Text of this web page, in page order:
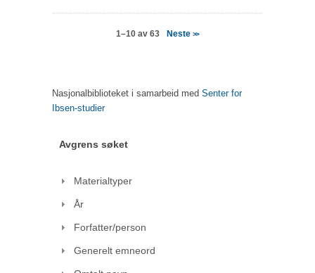
1–10 av 63 Neste>>
Nasjonalbiblioteket i samarbeid med Senter for
Ibsen-studier
Avgrens søket
Materialtyper
År
Forfatter/person
Generelt emneord